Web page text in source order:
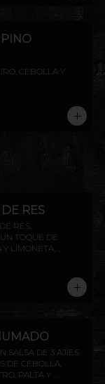
CEBOLLA Y
RES
RES,
TOQUE DE
Y LIMONETA,
DE
SALSA DE 3 AJÍES
DE CEBOLLA,
PALTA Y